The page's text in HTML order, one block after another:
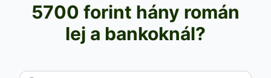
5700 forint hány román
lej a bankoknál?